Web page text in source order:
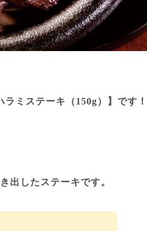
ミステーキ（150g）】です！
出したステーキです。